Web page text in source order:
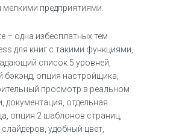
мелкими предприятиями.
– одна избесплатных тем
для книг с такими функциями,
список 5 уровней,
бэкэнд, опция настройщика,
просмотр в реальном
документация, отдельная
опция 2 шаблонов страниц,
удобный цвет,